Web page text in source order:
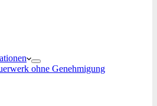
ohne Genehmigung